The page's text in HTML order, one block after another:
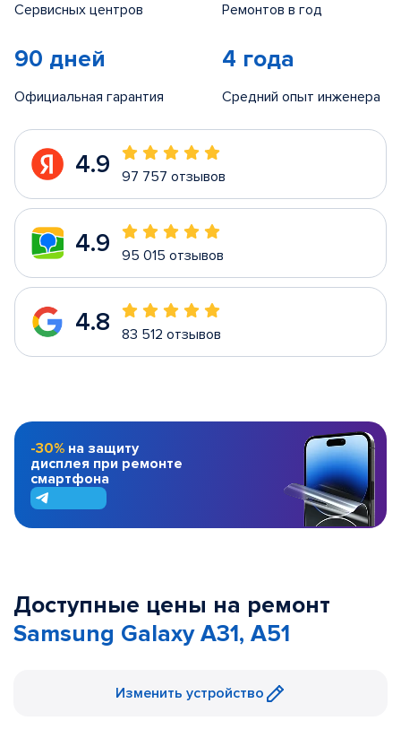
Сервисных центров Ремонтов в год
90 дней
Официальная гарантия
4 года
Средний опыт инженера
4.9 97 757 отзывов
4.9 95 015 отзывов
4.8 83 512 отзывов
-30% на защиту
дисплея при ремонте
смартфона
Доступные цены на ремонт
Samsung Galaxy A31, A51
Изменить устройство